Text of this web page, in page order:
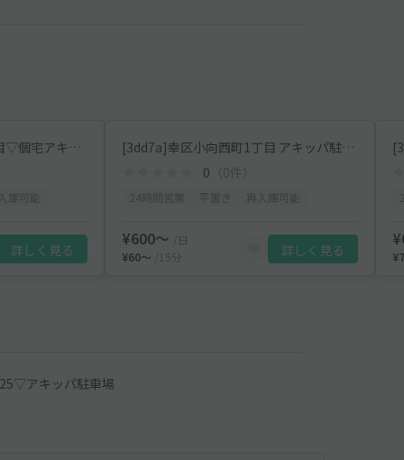
[23787]幸区小向西町3丁目▽個宅アキッパ駐車場
詳しく見る
[3dd7a]幸区小向西町1丁目 アキッパ駐車場
0 （0件）
¥600〜
/日
¥60〜
/15分 詳しく見る
アキッパ駐車場